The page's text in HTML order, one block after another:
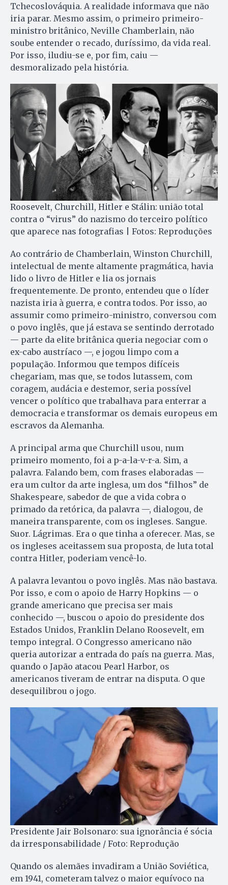
Tchecoslováquia. A realidade informava que não
iria parar. Mesmo assim, o primeiro primeiro-
ministro britânico, Neville Chamberlain, não
soube entender o recado, duríssimo, da vida real.
Por isso, iludiu-se e, por fim, caiu —
desmoralizado pela história.
Roosevelt, Churchill, Hitler e Stálin: união total
contra o “virus” do nazismo do terceiro político
que aparece nas fotografias | Fotos: Reproduções
Ao contrário de Chamberlain, Winston Churchill,
intelectual de mente altamente pragmática, havia
lido o livro de Hitler e lia os jornais
frequentemente. De pronto, entendeu que o líder
nazista iria à guerra, e contra todos. Por isso, ao
assumir como primeiro-ministro, conversou com
o povo inglês, que já estava se sentindo derrotado
— parte da elite britânica queria negociar com o
ex-cabo austríaco —, e jogou limpo com a
população. Informou que tempos difíceis
chegariam, mas que, se todos lutassem, com
coragem, audácia e destemor, seria possível
vencer o político que trabalhava para enterrar a
democracia e transformar os demais europeus em
escravos da Alemanha.
A principal arma que Churchill usou, num
primeiro momento, foi a p-a-la-v-r-a. Sim, a
palavra. Falando bem, com frases elaboradas —
era um cultor da arte inglesa, um dos “filhos” de
Shakespeare, sabedor de que a vida cobra o
primado da retórica, da palavra —, dialogou, de
maneira transparente, com os ingleses. Sangue.
Suor. Lágrimas. Era o que tinha a oferecer. Mas, se
os ingleses aceitassem sua proposta, de luta total
contra Hitler, poderiam vencê-lo.
A palavra levantou o povo inglês. Mas não bastava.
Por isso, e com o apoio de Harry Hopkins — o
grande americano que precisa ser mais
conhecido —, buscou o apoio do presidente dos
Estados Unidos, Franklin Delano Roosevelt, em
tempo integral. O Congresso americano não
queria autorizar a entrada do país na guerra. Mas,
quando o Japão atacou Pearl Harbor, os
americanos tiveram de entrar na disputa. O que
desequilibrou o jogo.
Presidente Jair Bolsonaro: sua ignorância é sócia
da irresponsabilidade / Foto: Reprodução
Quando os alemães invadiram a União Soviética,
em 1941, cometeram talvez o maior equívoco na